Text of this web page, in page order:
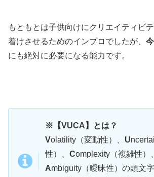
もともとは子供向けにクリエイティビ
着けさせるためのインプロでしたが、
にも絶対に必要になる能力です。
※【VUCA】とは？
Volatility（変動性）、 U
性）、 Complexity（複雑性）、
Ambiguity（曖昧性）の頭文